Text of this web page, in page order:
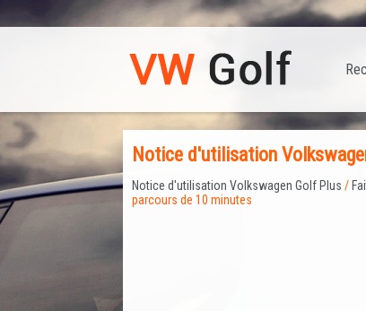
Notice d'utilisation
Notice d'utilisation Volkswagen Golf Plus /
parcours de 10 minutes